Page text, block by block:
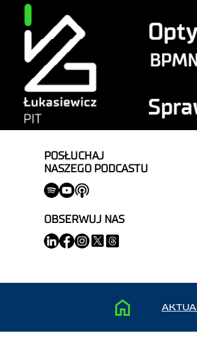
POSŁUCHAJ
NASZEGO PODCASTU
OBSERWUJ NAS